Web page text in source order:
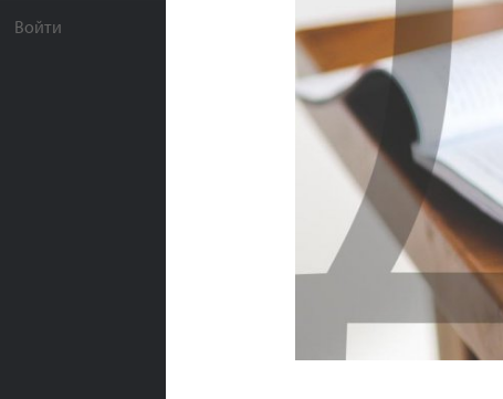
Войти